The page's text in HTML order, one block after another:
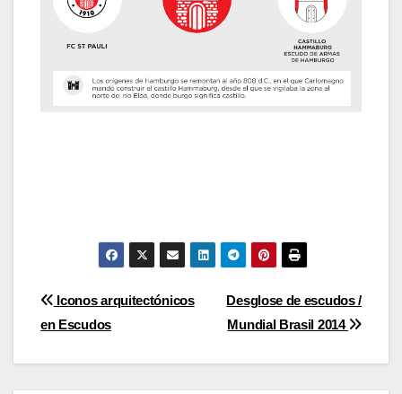
Post
navigation
Desglose de escudos /
Mundial Brasil 2014
Iconos arquitectónicos
en Escudos